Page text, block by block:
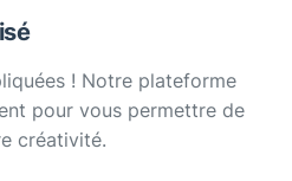
! Notre plateforme
pour vous permettre de
créativité.